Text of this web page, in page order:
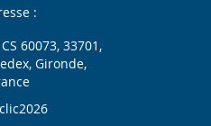
:
60073, 33701,
Gironde,